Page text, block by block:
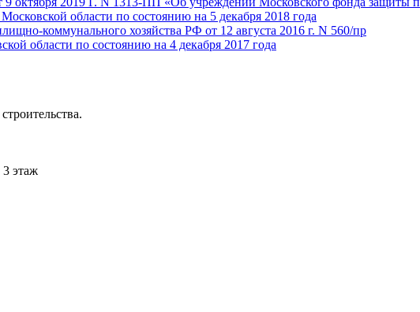
области по состоянию на 5 декабря 2018 года
коммунального хозяйства РФ от 12 августа 2016 г. N 560/пр
области по состоянию на 4 декабря 2017 года
этаж